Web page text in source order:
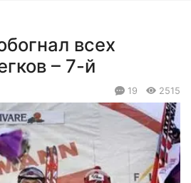
всех
– 7-й
19 2515